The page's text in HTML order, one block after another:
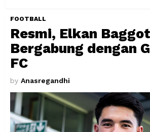
FOOTBALL
Resmi, Elkan
Bergabung dengan
FC
by Anasregandhi